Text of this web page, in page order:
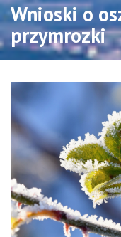
Wnioski o
przymrozki